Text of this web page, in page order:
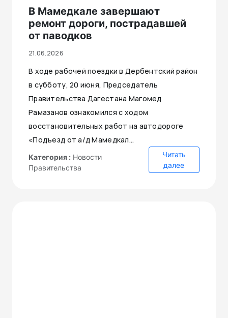
В Мамедкале завершают
ремонт дороги, пострадавшей
от паводков
21.06.2026
В ходе рабочей поездки в Дербентский район
в субботу, 20 июня, Председатель
Правительства Дагестана Магомед
Рамазанов ознакомился с ходом
восстановительных работ на автодороге
«Подъезд от а/д Мамедкал...
Категория : Новости
Правительства
Читать
далее